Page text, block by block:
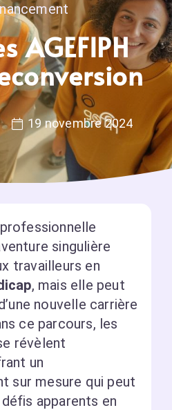
AGEFIPH
19 novembre 2024
singulière
travailleurs en
, mais elle peut
nouvelle carrière
ce parcours, les
révèlent
un
sur mesure qui peut
apparents en